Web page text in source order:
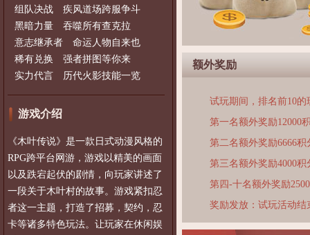
组队决战 疾风道场跨服争斗
黑暗力量 吞噬所有查克拉
意志继承者 命运人物自来也
稀有兑换 强者拼图等你来
实力代言 历代火影技能一览
游戏介绍
《木叶传说》是一款日式动漫风格的
RPG跨平台网游，游戏以精美的画面
以及跌宕起伏的剧情，向玩家讲述了
一段关于木叶村的故事。游戏紧扣忍
者这一主题，打造了招募，契约，忍
卡等诸多特色玩法。让玩家在休闲娱
额外奖励
试玩期间，排名前10
第一名额外奖励12000
第二名额外奖励6666积
第三名额外奖励4000积
第四-十名额外奖励
奖励发放：试玩活动